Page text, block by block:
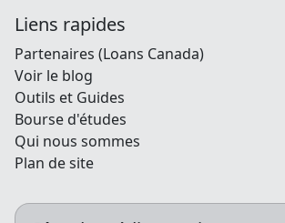
Liens rapides
Partenaires (Loans Canada)
Voir le blog
Outils et Guides
Bourse d'études
Qui nous sommes
Plan de site